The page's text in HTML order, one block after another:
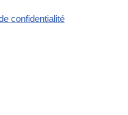
confidentialité